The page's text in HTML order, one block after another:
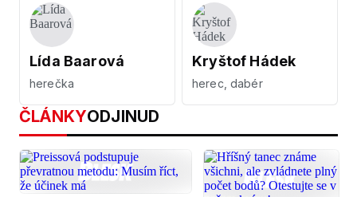
Lída Baarová
herečka
Kryštof Hádek
herec, dabér
ČLÁNKYODJINUD